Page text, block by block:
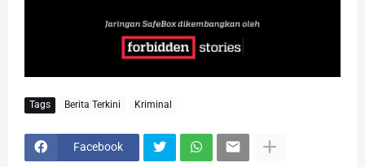
Tags Berita Terkini Kriminal
Facebook